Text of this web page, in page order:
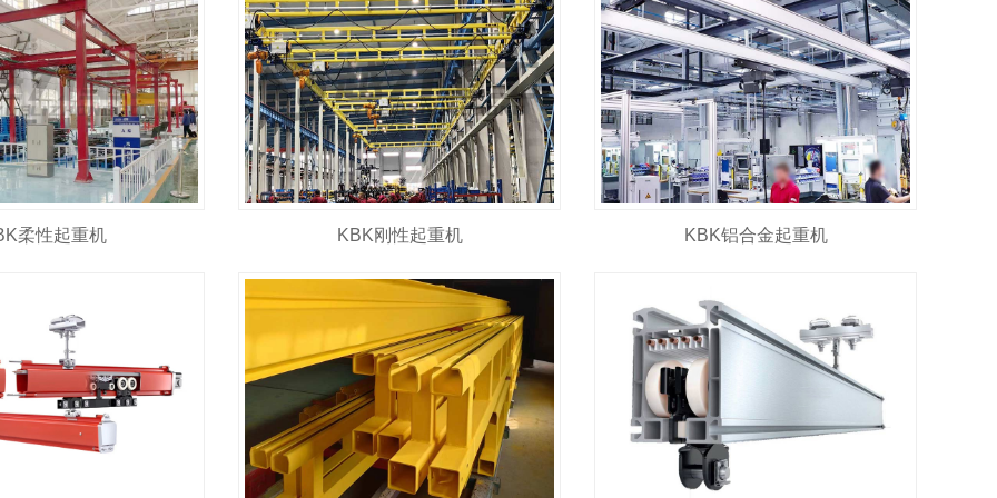
柔性起重机 KBK刚性起重机 KBK铝合金起重机